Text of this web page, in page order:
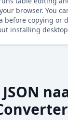
browser. You
before copying or
installing